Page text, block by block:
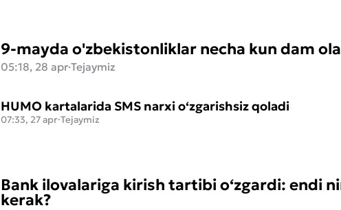
9-mayda o'zbekistonliklar necha kun dam
05:18, 28 apr·Tejaymiz
HUMO kartalarida SMS narxi o‘zgarishsiz qoladi
07:33, 27 apr·Tejaymiz
Bank ilovalariga kirish tartibi o‘zgardi: endi
kerak?